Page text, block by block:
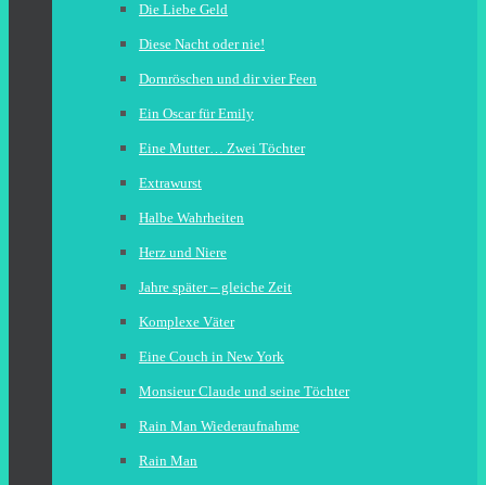
Die Liebe Geld
Diese Nacht oder nie!
Dornröschen und dir vier Feen
Ein Oscar für Emily
Eine Mutter… Zwei Töchter
Extrawurst
Halbe Wahrheiten
Herz und Niere
Jahre später – gleiche Zeit
Komplexe Väter
Eine Couch in New York
Monsieur Claude und seine Töchter
Rain Man Wiederaufnahme
Rain Man